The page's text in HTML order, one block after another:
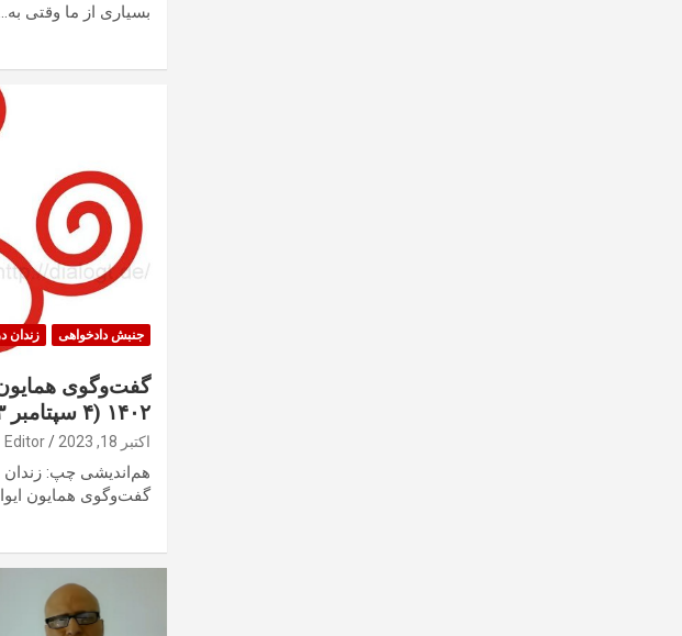
بسیاری از ما وقتی به…
جنبش دادخواهی زندان
۱۴۰۲ (۴ سپتامبر ۲۰۲۳)
اکتبر 18, 2023 Editor
گفت‌وگوی همایون ایوانی با